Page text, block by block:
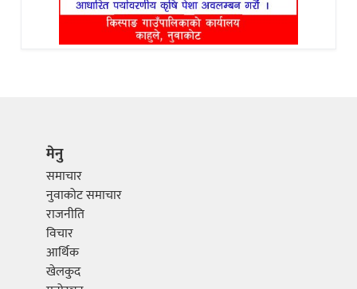
मेनु
समाचार
नुवाकोट समाचार
राजनीति
विचार
आर्थिक
खेलकुद